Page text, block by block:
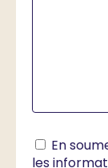
En
les